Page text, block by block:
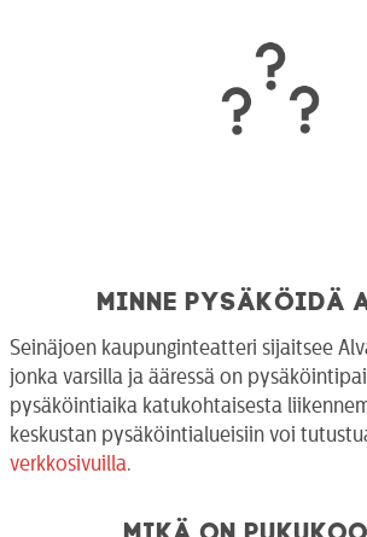
Minne pysäköidä
Seinäjoen kaupunginteatteri sijaitsee
jonka varsilla ja ääressä on
pysäköintiaika katukohtaisesta
keskustan pysäköintialueisiin voi
verkkosivuilla.
Mikä on